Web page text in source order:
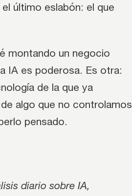
último eslabón: el que
montando un negocio
IA es poderosa. Es otra:
de la que ya
algo que no controlamos
pensado.
diario sobre IA,